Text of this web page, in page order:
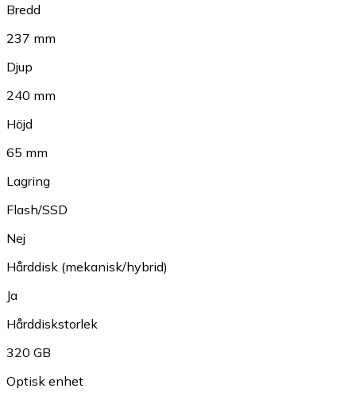
Bredd
237 mm
Djup
240 mm
Höjd
65 mm
Lagring
Flash/SSD
Nej
Hårddisk (mekanisk/hybrid)
Ja
Hårddiskstorlek
320 GB
Optisk enhet